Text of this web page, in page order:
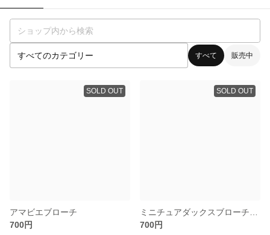
すべて 販売中
SOLD OUT
アマビエブローチ
700円
SOLD OUT
700円